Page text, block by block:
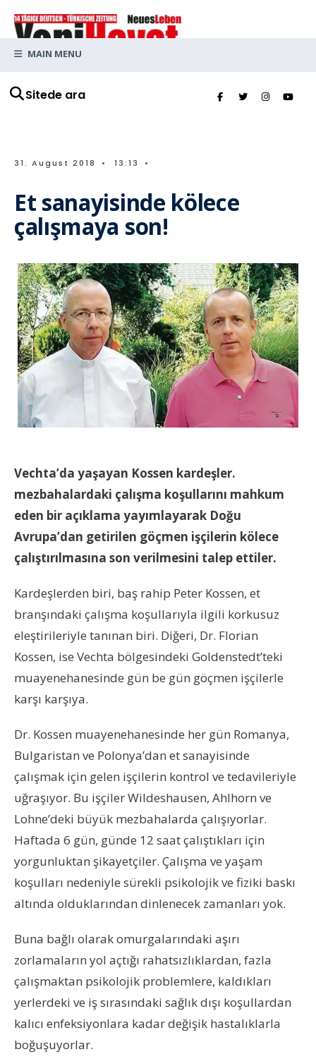
Sitede ara
MAIN MENU
31. August 2018 • 13:13 •
Et sanayisinde kölece
çalışmaya son!
Vechta’da yaşayan Kossen kardeşler.
mezbahalardaki çalışma koşullarını mahkum
eden bir açıklama yayımlayarak Doğu
Avrupa’dan getirilen göçmen işçilerin kölece
çalıştırılmasına son verilmesini talep ettiler.
Kardeşlerden biri, baş rahip Peter Kossen, et
branşındaki çalışma koşullarıyla ilgili korkusuz
eleştirileriyle tanınan biri. Diğeri, Dr. Florian
Kossen, ise Vechta bölgesindeki Goldenstedt’teki
muayenehanesinde gün be gün göçmen işçilerle
karşı karşıya.
Dr. Kossen muayenehanesinde her gün Romanya,
Bulgaristan ve Polonya’dan et sanayisinde
çalışmak için gelen işçilerin kontrol ve tedavileriyle
uğraşıyor. Bu işçiler Wildeshausen, Ahlhorn ve
Lohne’deki büyük mezbahalarda çalışıyorlar.
Haftada 6 gün, günde 12 saat çalıştıkları için
yorgunluktan şikayetçiler. Çalışma ve yaşam
koşulları nedeniyle sürekli psikolojik ve fiziki baskı
altında olduklarından dinlenecek zamanları yok.
Buna bağlı olarak omurgalarındaki aşırı
zorlamaların yol açtığı rahatsızlıklardan, fazla
çalışmaktan psikolojik problemlere, kaldıkları
yerlerdeki ve iş sırasındaki sağlık dışı koşullardan
kalıcı enfeksiyonlara kadar değişik hastalıklarla
boğuşuyorlar.